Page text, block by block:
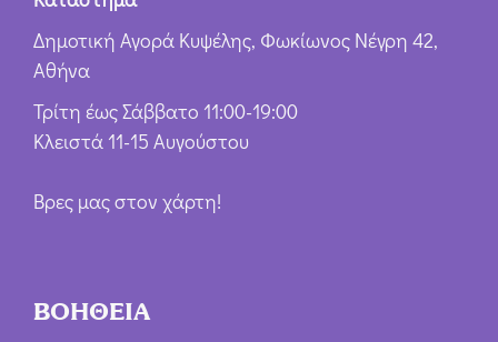
Δημοτική Αγορά Κυψέλης, Φωκίωνος Νέγρη 42,
Αθήνα
Τρίτη έως Σάββατο 11:00-19:00
Κλειστά 11-15 Αυγούστου
Βρες μας στον χάρτη!
ΒΟΗΘΕΙΑ